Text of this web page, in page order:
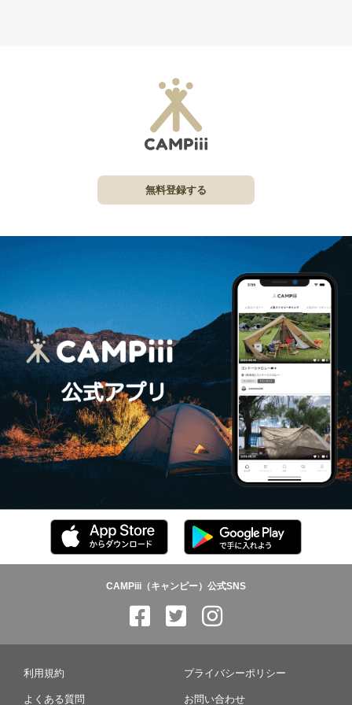
無料登録する
CAMPiii（キャンピー）公式SNS
利用規約 プライバシーポリシー
よくある質問 お問い合わせ